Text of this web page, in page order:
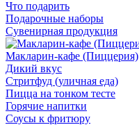
Что подарить
Подарочные наборы
Сувенирная продукция
Макларин-кафе (Пиццерия)
Дикий вкус
Стритфуд (уличная еда)
Пицца на тонком тесте
Горячие напитки
Соусы к фритюру